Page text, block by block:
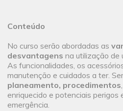
Conteúdo
No curso serão abordadas as
desvantagens na utilização de
As funcionalidades, os
manutenção e cuidados a ter.
planeamento, procedimentos
enriquecido e potenciais perigos
emergência.